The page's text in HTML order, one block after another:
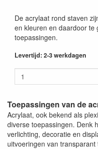
De acrylaat rond staven
en kleuren en daardoor te
toepassingen.
Levertijd: 2-3 werkdagen
Toepassingen van de
Acrylaat, ook bekend als
diverse toepassingen. Denk
verlichting, decoratie en
uitvoeringen van